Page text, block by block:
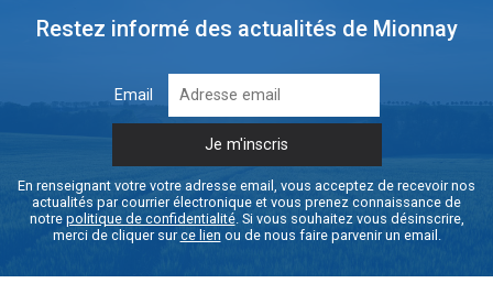
Restez informé des actualités de Mionnay
Email
En renseignant votre votre adresse email, vous acceptez de recevoir nos
actualités par courrier électronique et vous prenez connaissance de
notre politique de confidentialité. Si vous souhaitez vous désinscrire,
merci de cliquer surce lien ou de nous faire parvenir un email.